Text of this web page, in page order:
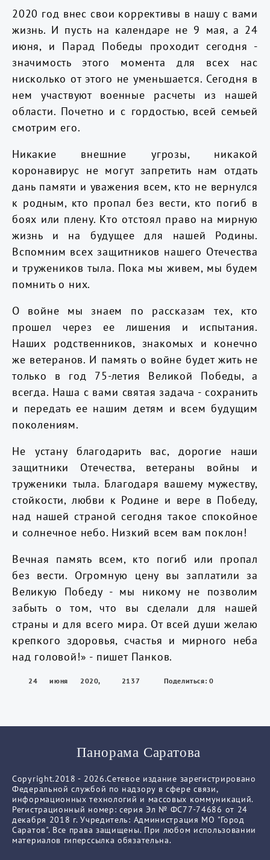
2020 год внес свои коррективы в нашу с вами
жизнь. И пусть на календаре не 9 мая, а 24
июня, и Парад Победы проходит сегодня -
значимость этого момента для всех нас
нисколько от этого не уменьшается. Сегодня в
нем участвуют военные расчеты из нашей
области. Почетно и с гордостью, всей семьей
смотрим его.
Никакие внешние угрозы, никакой
коронавирус не могут запретить нам отдать
дань памяти и уважения всем, кто не вернулся
к родным, кто пропал без вести, кто погиб в
боях или плену. Кто отстоял право на мирную
жизнь и на будущее для нашей Родины.
Вспомним всех защитников нашего Отечества
и тружеников тыла. Пока мы живем, мы будем
помнить о них.
О войне мы знаем по рассказам тех, кто
прошел через ее лишения и испытания.
Наших родственников, знакомых и конечно
же ветеранов. И память о войне будет жить не
только в год 75-летия Великой Победы, а
всегда. Наша с вами святая задача - сохранить
и передать ее нашим детям и всем будущим
поколениям.
Не устану благодарить вас, дорогие наши
защитники Отечества, ветераны войны и
труженики тыла. Благодаря вашему мужеству,
стойкости, любви к Родине и вере в Победу,
над нашей страной сегодня такое спокойное
и солнечное небо. Низкий всем вам поклон!
Вечная память всем, кто погиб или пропал
без вести. Огромную цену вы заплатили за
Великую Победу - мы никому не позволим
забыть о том, что вы сделали для нашей
страны и для всего мира. От всей души желаю
крепкого здоровья, счастья и мирного неба
над головой!» - пишет Панков.
24 июня 2020,
2137 Поделиться: 0
Панорама Саратова
Copyright.2018 - 2026.Сетевое издание зарегистрировано
Федеральной службой по надзору в сфере связи,
информационных технологий и массовых коммуникаций.
Регистрационный номер: серия Эл № ФС77-74686 от 24
декабря 2018 г. Учредитель: Администрация МО "Город
Саратов". Все права защищены. При любом использовании
материалов гиперссылка обязательна.